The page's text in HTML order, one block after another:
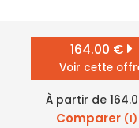
164.00 €
Voir cette
À partir de
Comparer (1)